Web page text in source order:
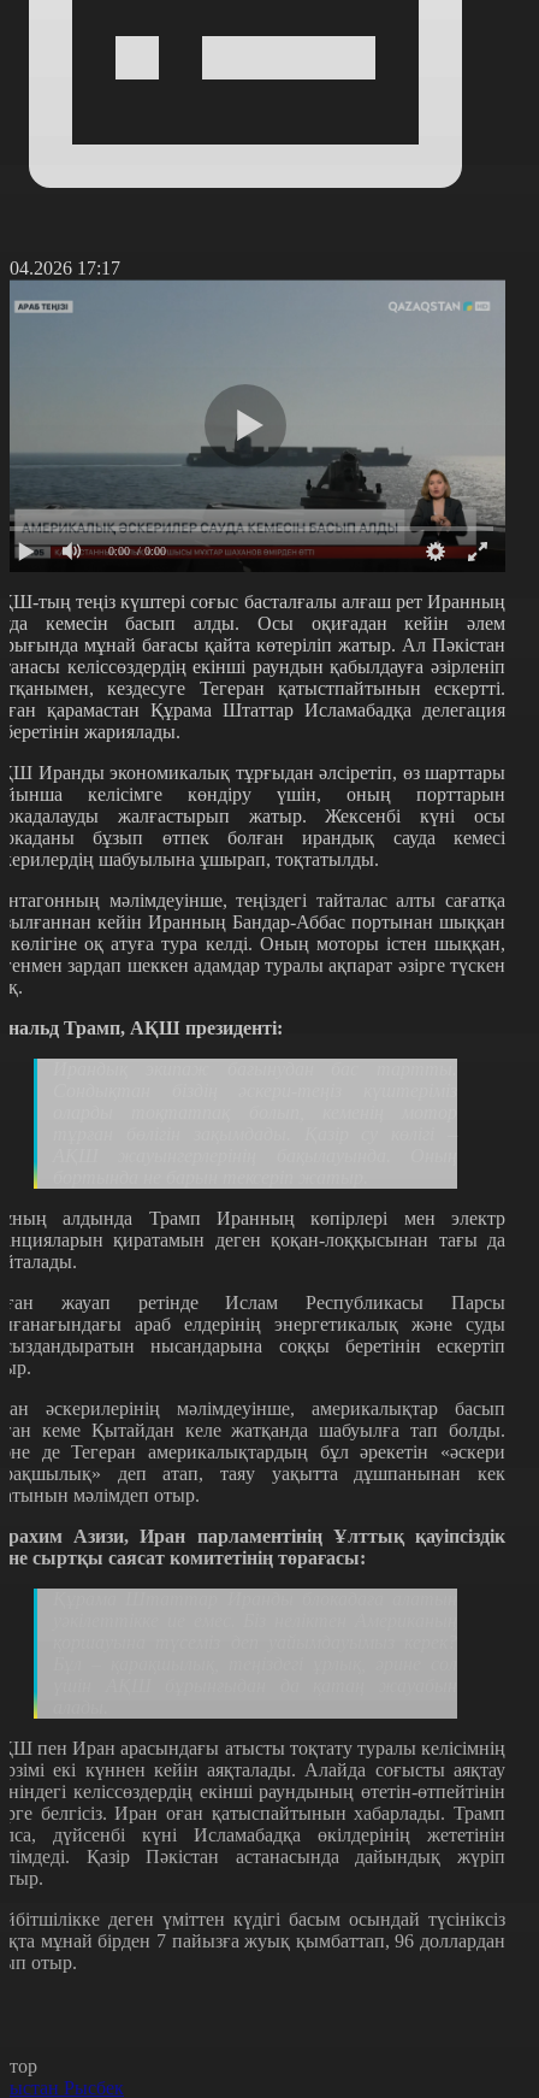
17:17
0:00 / 0:00
тың теңіз күштері соғыс басталғалы алғаш рет Иранның
кемесін басып алды. Осы оқиғадан кейін әлем
мұнай бағасы қайта көтеріліп жатыр. Ал Пәкістан
келіссөздердің екінші раундын қабылдауға әзірленіп
кездесуге Тегеран қатыстпайтынын ескертті.
қарамастан Құрама Штаттар Исламабадқа делегация
жариялады.
Иранды экономикалық тұрғыдан әлсіретіп, өз шарттары
келісімге көндіру үшін, оның порттарын
жалғастырып жатыр. Жексенбі күні осы
бұзып өтпек болған ирандық сауда кемесі
шабуылына ұшырап, тоқтатылды.
мәлімдеуінше, теңіздегі тайталас алты сағатқа
кейін Иранның Бандар-Аббас портынан шыққан
көлігіне оқ атуға тура келді. Оның моторы істен шыққан,
зардап шеккен адамдар туралы ақпарат әзірге түскен
Трамп, АҚШ президенті:
алдында Трамп Иранның көпірлері мен электр
қиратамын деген қоқан-лоққысынан тағы да
жауап ретінде Ислам Республикасы Парсы
араб елдерінің энергетикалық және суды
нысандарына соққы беретінін ескертіп
әскерилерінің мәлімдеуінше, америкалықтар басып
кеме Қытайдан келе жатқанда шабуылға тап болды.
де Тегеран америкалықтардың бұл әрекетін «әскери
деп атап, таяу уақытта дұшпанынан кек
мәлімдеп отыр.
Азизи, Иран парламентінің Ұлттық қауіпсіздік
сыртқы саясат комитетінің төрағасы:
пен Иран арасындағы атысты тоқтату туралы келісімнің
екі күннен кейін аяқталады. Алайда соғысты аяқтау
келіссөздердің екінші раундының өтетін-өтпейтінін
белгісіз. Иран оған қатыспайтынын хабарлады. Трамп
дүйсенбі күні Исламабадқа өкілдерінің жететінін
Қазір Пәкістан астанасында дайындық жүріп
деген үміттен күдігі басым осындай түсініксіз
мұнай бірден 7 пайызға жуық қымбаттап, 96 доллардан
отыр.
Рысбек